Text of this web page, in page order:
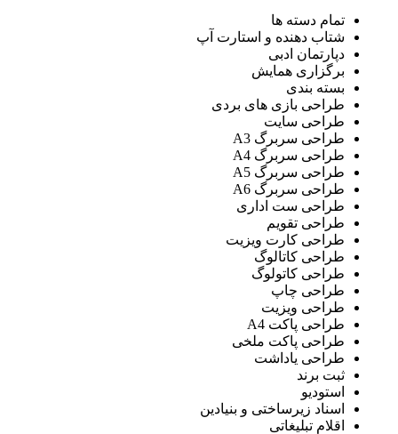
تمام دسته ها
شتاب دهنده و استارت آپ
دپارتمان ادبی
برگزاری همایش
بسته بندی
طراحی بازی های بردی
طراحی سایت
طراحی سربرگ A3
طراحی سربرگ A4
طراحی سربرگ A5
طراحی سربرگ A6
طراحی ست اداری
طراحی تقویم
طراحی کارت ویزیت
طراحی کاتالوگ
طراحی کاتولوگ
طراحی چاپ
طراحی ویزیت
طراحی پاکت A4
طراحی پاکت ملخی
طراحی یاداشت
ثبت برند
استودیو
اسناد زیرساختی و بنیادین
اقلام تبلیغاتی